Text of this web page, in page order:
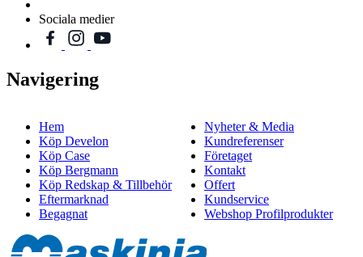
Sociala medier
Navigering
Hem
Köp Develon
Köp Case
Köp Bergmann
Köp Redskap & Tillbehör
Eftermarknad
Begagnat
Nyheter & Media
Kundreferenser
Företaget
Kontakt
Offert
Kundservice
Webshop Profilprodukter